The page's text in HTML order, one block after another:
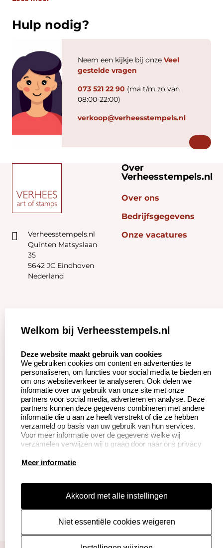
Hulp nodig?
Neem een kijkje bij onze Veel
gestelde vragen
073 521 22 90 (ma t/m zo van
08:00-22:00)
verkoop@verheesstempels.nl
Verheesstempels.nl
Quinten Matsyslaan
35
5642 JC Eindhoven
Nederland
Over
Verheesstempels.nl
Over ons
Bedrijfsgegevens
Onze vacatures
Zakelijk:
Betaling &
Verzending
Wederverkoper
worden
Klantenservice:
Veel gestelde vragen
Herroepingsrecht
Retourneren
Productinformatie:
Instructie voor
Safety Sheets
algemene voorwaarden
disclaimer
Welkom bij Verheesstempels.nl
Deze website maakt gebruik van cookies
We gebruiken cookies om content en advertenties te
personaliseren, om functies voor social media te bieden en
om ons websiteverkeer te analyseren. Ook delen we
informatie over uw gebruik van onze site met onze
partners voor social media, adverteren en analyse. Deze
partners kunnen deze gegevens combineren met andere
informatie die u aan ze heeft verstrekt of die ze hebben
verzameld op basis van uw gebruik van hun services.
Voor meer informatie over de gegevens welke wij
verzamelen verwijzen wij u graag door naar ons privacy
Meer informatie
Akkoord met alle instellingen
Niet essentiële cookies weigeren